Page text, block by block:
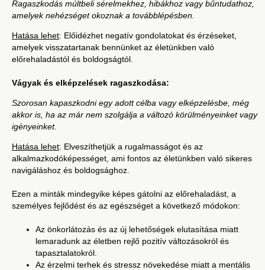
Ragaszkodás múltbeli sérelmekhez, hibákhoz vagy bűntudathoz,
amelyek nehézséget okoznak a továbblépésben.
Hatása lehet: Előidézhet negatív gondolatokat és érzéseket,
amelyek visszatartanak bennünket az életünkben való
előrehaladástól és boldogságtól.
Vágyak és elképzelések ragaszkodása:
Szorosan kapaszkodni egy adott célba vagy elképzelésbe, még
akkor is, ha az már nem szolgálja a változó körülményeinket vagy
igényeinket.
Hatása lehet: Elveszíthetjük a rugalmasságot és az
alkalmazkodóképességet, ami fontos az életünkben való sikeres
navigáláshoz és boldogsághoz.
Ezen a minták mindegyike képes gátolni az előrehaladást, a
személyes fejlődést és az egészséget a következő módokon:
Az önkorlátozás és az új lehetőségek elutasítása miatt
lemaradunk az életben rejlő pozitív változásokról és
tapasztalatokról.
Az érzelmi terhek és stressz növekedése miatt a mentális